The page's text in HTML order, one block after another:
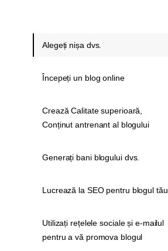
Alegeți nișa dvs.
Începeți un blog online
Crează Calitate superioară,
Conținut antrenant al blogului
Generați bani blogului dvs.
Lucrează la SEO pentru blogul tău
Utilizați rețelele sociale și e-mailul
pentru a vă promova blogul